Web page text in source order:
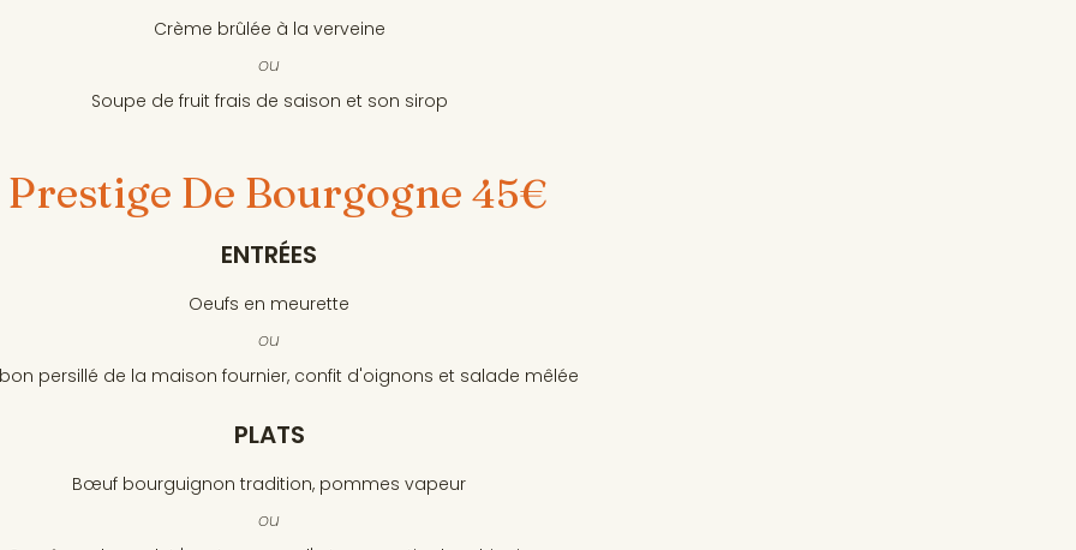
Crème brûlée à la verveine
ou
Soupe de fruit frais de saison et son sirop
Prestige De Bourgogne 45€
ENTRÉES
Oeufs en meurette
ou
persillé de la maison fournier, confit d'oignons et salade mêlée
PLATS
Bœuf bourguignon tradition, pommes vapeur
ou